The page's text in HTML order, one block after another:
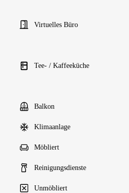
Virtuelles Büro
Tee- / Kaffeeküche
Balkon
Klimaanlage
Möbliert
Reinigungsdienste
Unmöbliert